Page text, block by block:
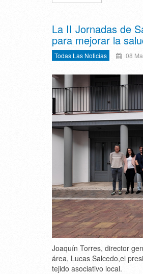
La II Jornadas de
para mejorar la
Todas Las Noticias 08
Joaquín Torres, director
área, Lucas Salcedo,el
tejido asociativo local.